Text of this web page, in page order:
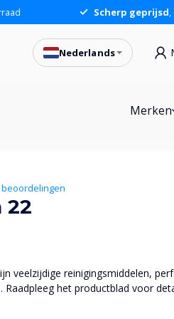
Scherp geprijsd
Nederlands
Merken
beoordelingen
22
veelzijdige reinigingsmiddelen,
Raadpleeg het productblad voor